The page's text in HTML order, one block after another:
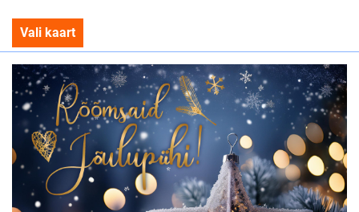
Vali kaart